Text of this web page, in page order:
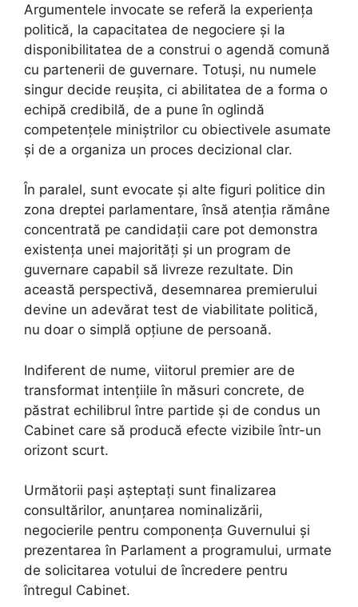
Argumentele invocate se referă la experiența
politică, la capacitatea de negociere și la
disponibilitatea de a construi o agendă comună
cu partenerii de guvernare. Totuși, nu numele
singur decide reușita, ci abilitatea de a forma o
echipă credibilă, de a pune în oglindă
competențele miniștrilor cu obiectivele asumate
și de a organiza un proces decizional clar.
În paralel, sunt evocate și alte figuri politice din
zona dreptei parlamentare, însă atenția rămâne
concentrată pe candidații care pot demonstra
existența unei majorități și un program de
guvernare capabil să livreze rezultate. Din
această perspectivă, desemnarea premierului
devine un adevărat test de viabilitate politică,
nu doar o simplă opțiune de persoană.
Indiferent de nume, viitorul premier are de
transformat intențiile în măsuri concrete, de
păstrat echilibrul între partide și de condus un
Cabinet care să producă efecte vizibile într-un
orizont scurt.
Următorii pași așteptați sunt finalizarea
consultărilor, anunțarea nominalizării,
negocierile pentru componența Guvernului și
prezentarea în Parlament a programului, urmate
de solicitarea votului de încredere pentru
întregul Cabinet.